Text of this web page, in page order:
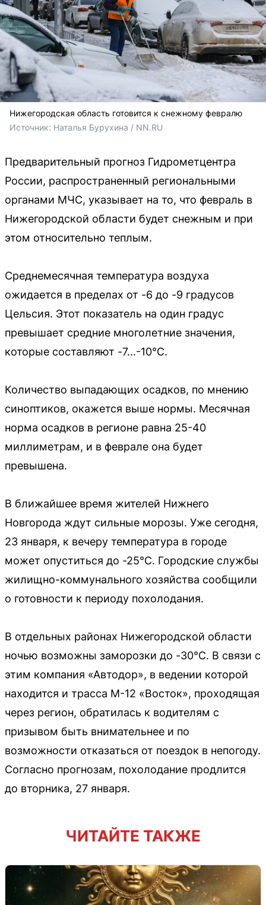
Нижегородская область готовится к снежному февралю
Источник: Наталья Бурухина / NN.RU
Предварительный прогноз Гидрометцентра
России, распространенный региональными
органами МЧС, указывает на то, что февраль в
Нижегородской области будет снежным и при
этом относительно теплым.
Среднемесячная температура воздуха
ожидается в пределах от -6 до -9 градусов
Цельсия. Этот показатель на один градус
превышает средние многолетние значения,
которые составляют -7...-10°C.
Количество выпадающих осадков, по мнению
синоптиков, окажется выше нормы. Месячная
норма осадков в регионе равна 25-40
миллиметрам, и в феврале она будет
превышена.
В ближайшее время жителей Нижнего
Новгорода ждут сильные морозы. Уже сегодня,
23 января, к вечеру температура в городе
может опуститься до -25°C. Городские службы
жилищно-коммунального хозяйства сообщили
о готовности к периоду похолодания.
В отдельных районах Нижегородской области
ночью возможны заморозки до -30°C. В связи с
этим компания «Автодор», в ведении которой
находится и трасса М-12 «Восток», проходящая
через регион, обратилась к водителям с
призывом быть внимательнее и по
возможности отказаться от поездок в непогоду.
Согласно прогнозам, похолодание продлится
до вторника, 27 января.
ЧИТАЙТЕ ТАКЖЕ